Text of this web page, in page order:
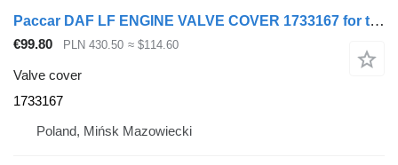
Paccar DAF LF ENGINE VALVE COVER 1733167 for truck tractor
€99.80 PLN 430.50 ≈ $114.60
Valve cover
1733167
Poland, Mińsk Mazowiecki